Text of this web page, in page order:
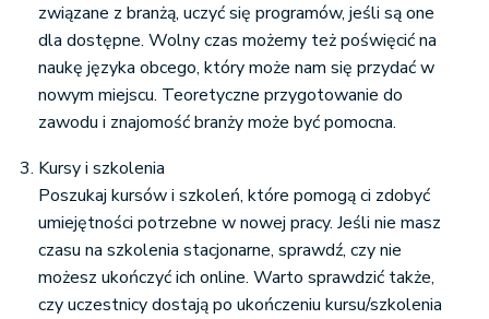
związane z branżą, uczyć się programów, jeśli są one
dla dostępne. Wolny czas możemy też poświęcić na
naukę języka obcego, który może nam się przydać w
nowym miejscu. Teoretyczne przygotowanie do
zawodu i znajomość branży może być pomocna.
Kursy i szkolenia
Poszukaj kursów i szkoleń, które pomogą ci zdobyć
umiejętności potrzebne w nowej pracy. Jeśli nie masz
czasu na szkolenia stacjonarne, sprawdź, czy nie
możesz ukończyć ich online. Warto sprawdzić także,
czy uczestnicy dostają po ukończeniu kursu/szkolenia